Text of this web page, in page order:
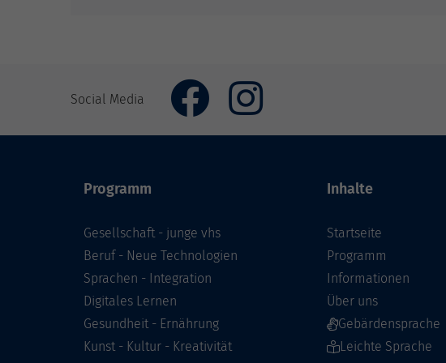
Social Media
Programm
Gesellschaft - junge vhs
Beruf - Neue Technologien
Sprachen - Integration
Digitales Lernen
Gesundheit - Ernährung
Kunst - Kultur - Kreativität
Inhalte
Startseite
Programm
Informationen
Über uns
Gebärdensprache
Leichte Sprache